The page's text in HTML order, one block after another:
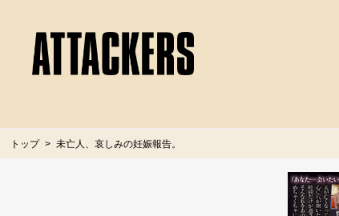
トップ 未亡人、哀しみの妊娠報告。